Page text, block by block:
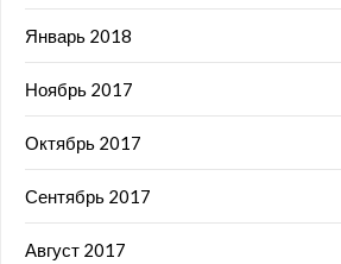
Январь 2018
Ноябрь 2017
Октябрь 2017
Сентябрь 2017
Август 2017